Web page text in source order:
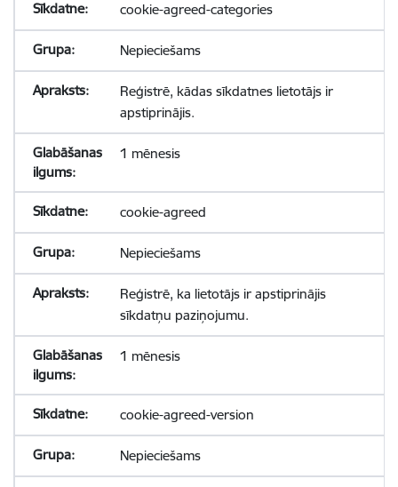
cookie-agreed-categories
Nepieciešams
Reģistrē, kādas sīkdatnes lietotājs ir
apstiprinājis.
1 mēnesis
cookie-agreed
Nepieciešams
Reģistrē, ka lietotājs ir apstiprinājis
sīkdatņu paziņojumu.
1 mēnesis
cookie-agreed-version
Nepieciešams